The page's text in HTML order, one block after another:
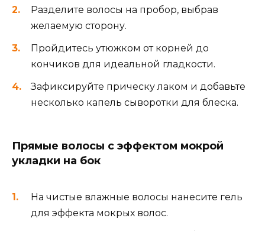
Разделите волосы на пробор, выбрав
желаемую сторону.
Пройдитесь утюжком от корней до
кончиков для идеальной гладкости.
Зафиксируйте прическу лаком и добавьте
несколько капель сыворотки для блеска.
Прямые волосы с эффектом мокрой
укладки на бок
На чистые влажные волосы нанесите гель
для эффекта мокрых волос.